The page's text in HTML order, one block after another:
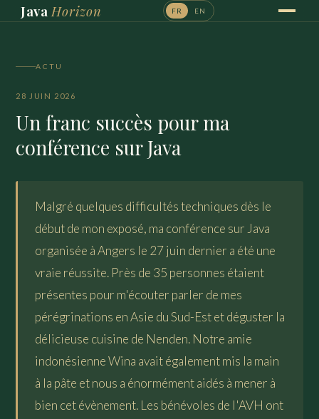
Java Horizon FR EN
ACTU
28 JUIN 2026
Un franc succès pour ma
conférence sur Java
Malgré quelques difficultés techniques dès le
début de mon exposé, ma conférence sur Java
organisée à Angers le 27 juin dernier a été une
vraie réussite. Près de 35 personnes étaient
présentes pour m'écouter parler de mes
pérégrinations en Asie du Sud-Est et déguster la
délicieuse cuisine de Nenden. Notre amie
indonésienne Wina avait également mis la main
à la pâte et nous a énormément aidés à mener à
bien cet évènement. Les bénévoles de l'AVH ont